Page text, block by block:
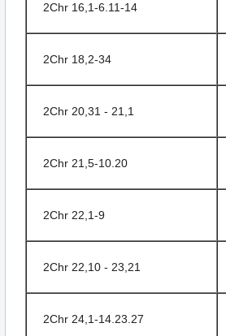
2Chr 16,1-6.11-14
2Chr 18,2-34
2Chr 20,31 - 21,1
2Chr 21,5-10.20
2Chr 22,1-9
2Chr 22,10 - 23,21
2Chr 24,1-14.23.27